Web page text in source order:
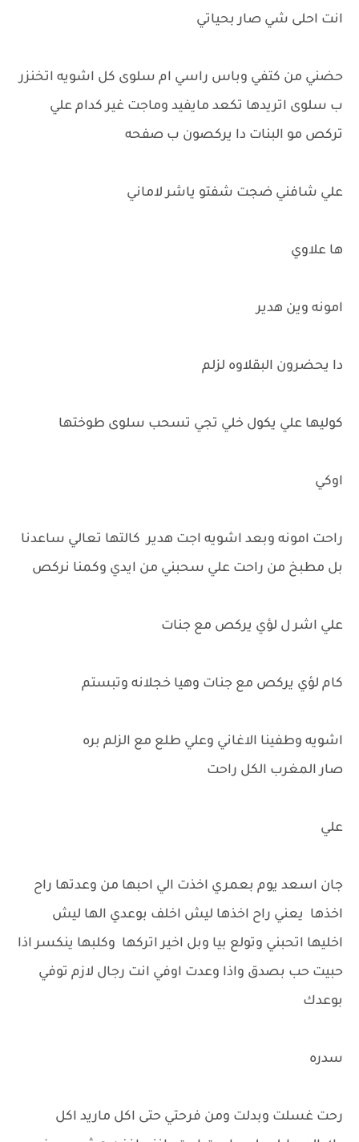
انت احلى شي صار بحياتي
حضني من كتفي وباس راسي ام سلوى كل اشويه اتخنزر
ب سلوى اتريدها تكعد مايفيد وماجت غير كدام علي
تركص مو البنات دا يركصون ب صفحه
علي شافني ضجت شفتو ياشر لاماني
ها علاوي
امونه وين هدير
دا يحضرون البقلاوه لزلم
كوليها علي يكول خلي تجي تسحب سلوى طوختها
اوكي
راحت امونه وبعد اشويه اجت هدير كالتها تعالي ساعدنا
بل مطبخ من راحت علي سحبني من ايدي وكمنا نركص
علي اشر ل لؤي يركص مع جنات
كام لؤي يركص مع جنات وهيا خجلانه وتبستم
اشويه وطفينا الاغاني وعلي طلع مع الزلم بره
صار المغرب الكل راحت
علي
جان اسعد يوم بعمري اخذت الي احبها من وعدتها راح
اخذها يعني راح اخذها ليش اخلف بوعدي الها ليش
اخليها اتحبني وتولع بيا وبل اخير اتركها وكلبها ينكسر اذا
حبيت حب بصدق واذا وعدت اوفي انت رجال لازم توفي
بوعدك
سدره
رحت غسلت وبدلت ومن فرحتي حتى اكل ماريد اكل